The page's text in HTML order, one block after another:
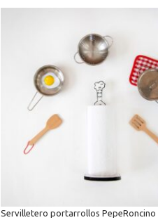
Servilletero portarrollos PepeRoncino